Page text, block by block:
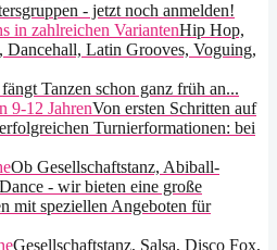
- jetzt noch anmelden!
Hip Hop,
Dancehall, Latin Grooves, Voguing,
Tanzen schon ganz früh an...
Von ersten Schritten auf
Turnierformationen: bei
Ob Gesellschaftstanz, Abiball-
- wir bieten eine große
mit speziellen Angeboten für
Gesellschaftstanz, Salsa, Disco Fox,